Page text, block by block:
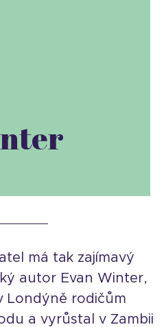
má tak zajímavý
autor Evan Winter,
Londýně rodičům
a vyrůstal v Zambii